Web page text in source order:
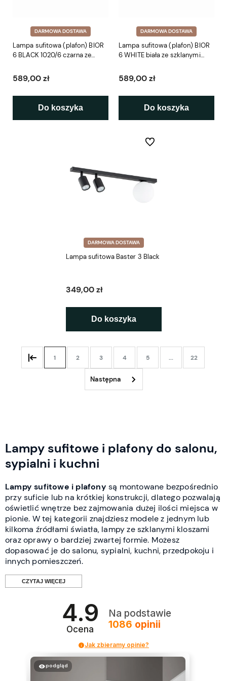
DARMOWA DOSTAWA
Lampa sufitowa (plafon) BIOR
6 BLACK 1020/6 czarna ze
589,00 zł
Do koszyka
DARMOWA DOSTAWA
Lampa sufitowa (plafon) BIOR
6 WHITE biała ze szklanymi
589,00 zł
Do koszyka
DARMOWA DOSTAWA
Lampa sufitowa Baster 3 Black
349,00 zł
Do koszyka
Do ulubionych
1 2 3 4 5 ... 22
Lampy sufitowe i plafony do salonu,
sypialni i kuchni
Lampy sufitowe i plafony są montowane bezpośrednio
przy suficie lub na krótkiej konstrukcji, dlatego pozwalają
oświetlić wnętrze bez zajmowania dużej ilości miejsca w
pionie. W tej kategorii znajdziesz modele z jednym lub
kilkoma źródłami światła, lampy ze szklanymi kloszami
oraz oprawy o bardziej zwartej formie. Możesz
dopasować je do salonu, sypialni, kuchni, przedpokoju i
innych pomieszczeń.
CZYTAJ WIĘCEJ
Czym różni się plafon od
pozostałych lamp sufitowych?
Plafon sufitowyjest montowany bezpośrednio przy
suficie lub bardzo blisko jego powierzchni. Ma zwartą
konstrukcję i zajmuje niewiele miejsca, dlatego często
4.9
Ocena
Na podstawie
1086 opinii
Jak zbieramy opinie?
podgląd